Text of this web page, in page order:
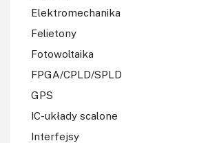
Elektromechanika
Felietony
Fotowoltaika
FPGA/CPLD/SPLD
GPS
IC-układy scalone
Interfejsy